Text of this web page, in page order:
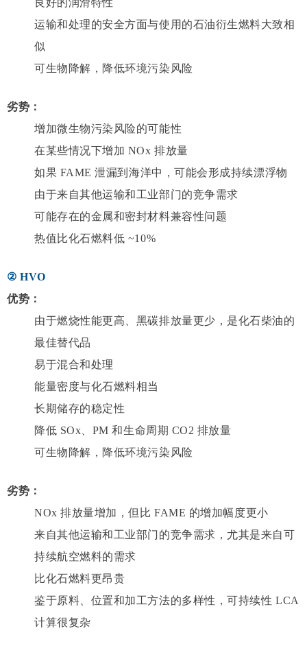
良好的润滑特性
运输和处理的安全方面与使用的石油衍生燃料大致相
似
可生物降解，降低环境污染风险
劣势：
增加微生物污染风险的可能性
在某些情况下增加 NOx 排放量
如果 FAME 泄漏到海洋中，可能会形成持续漂浮物
由于来自其他运输和工业部门的竞争需求
可能存在的金属和密封材料兼容性问题
热值比化石燃料低 ~10%
② HVO
优势：
由于燃烧性能更高、黑碳排放量更少，是化石柴油的
最佳替代品
易于混合和处理
能量密度与化石燃料相当
长期储存的稳定性
降低 SOx、PM 和生命周期 CO2 排放量
可生物降解，降低环境污染风险
劣势：
NOx 排放量增加，但比 FAME 的增加幅度更小
来自其他运输和工业部门的竞争需求，尤其是来自可
持续航空燃料的需求
比化石燃料更昂贵
鉴于原料、位置和加工方法的多样性，可持续性 LCA
计算很复杂